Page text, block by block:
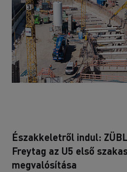
Északkeletről indul:
Freytag az U5 első
megvalósítása